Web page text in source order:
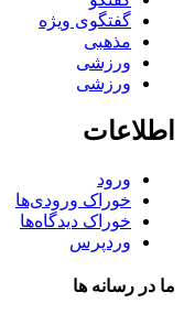
گفتگوی ویژه
مذهبی
ورزشی
ورزشی
اطلاعات
ورود
خوراک ورودی‌ها
خوراک دیدگاه‌ها
وردپرس
ما در رسانه ها